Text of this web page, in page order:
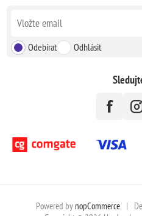
Odebírat Odhlásit
Powered by nopCommerce |